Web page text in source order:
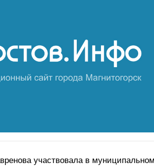
участвовала в